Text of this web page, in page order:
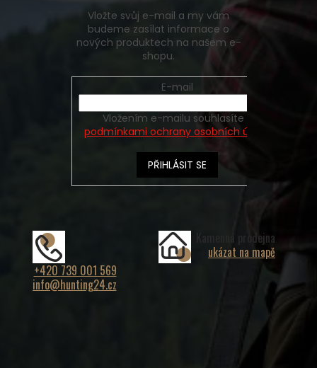
Vložte svůj e-mail a my vám
budeme zasílat informace o
nových produktech na našem e-
shopu.
E-mail
podmínkami ochrany osobních údajů
PŘIHLÁSIT SE
+420 739 001 569
info@hunting24.cz
Kamenná prodejna
ukázat na mapě